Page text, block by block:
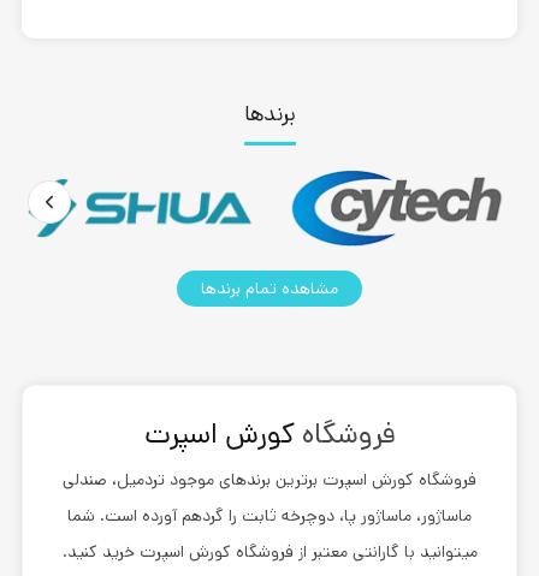
برندها
مشاهده تمام برندها
فروشگاه کورش اسپرت
فروشگاه کورش اسپرت برترین برندهای موجود تردمیل، صندلی
ماساژور، ماساژور پا، دوچرخه ثابت را گردهم آورده است. شما
میتوانید با گارانتی معتبر از فروشگاه کورش اسپرت خرید کنید.